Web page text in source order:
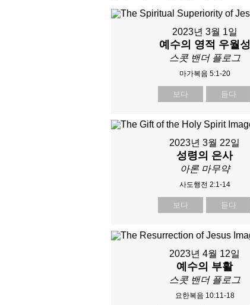
2023년 3월 1일
예수의 영적 우월성
스콧 밴더 플로그
마가복음 5:1-20
보다 듣다
2023년 3월 22일
성령의 은사
아론 마무약
사도행전 2:1-14
보다 듣다
2023년 4월 12일
예수의 부활
스콧 밴더 플로그
요한복음 10:11-18